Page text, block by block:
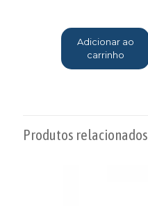
Adicionar ao
carrinho
Produtos relacionados